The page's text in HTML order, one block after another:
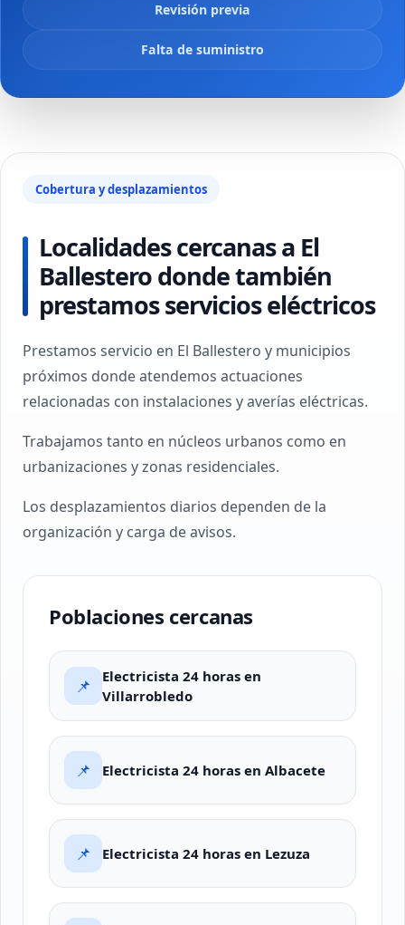
Revisión previa
Falta de suministro
Cobertura y desplazamientos
Localidades cercanas a El
Ballestero donde también
prestamos servicios eléctricos
Prestamos servicio en El Ballestero y municipios
próximos donde atendemos actuaciones
relacionadas con instalaciones y averías eléctricas.
Trabajamos tanto en núcleos urbanos como en
urbanizaciones y zonas residenciales.
Los desplazamientos diarios dependen de la
organización y carga de avisos.
Poblaciones cercanas
📌
Electricista 24 horas en
Villarrobledo
📌 Electricista 24 horas en Albacete
📌 Electricista 24 horas en Lezuza